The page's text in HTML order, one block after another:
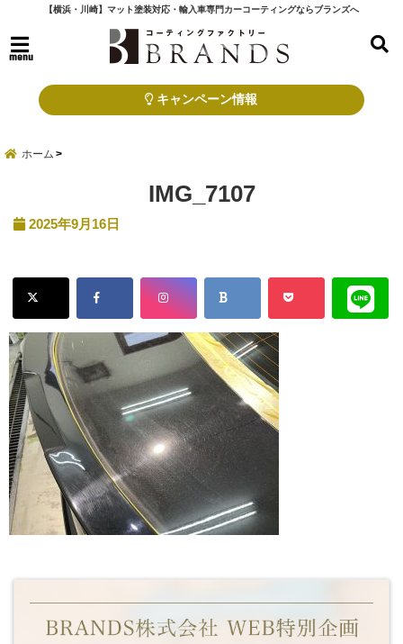
【横浜・川崎】マット塗装対応・輸入車専門カーコーティングならブランズへ
menu
キャンペーン情報
ホーム
IMG_7107
2025年9月16日